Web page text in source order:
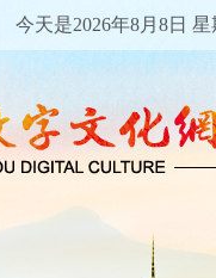
今天是2026年8月8日